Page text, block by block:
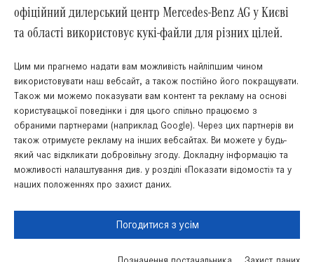
офіційний дилерський центр Mercedes-Benz AG у Києві
та області використовує кукі-файли для різних цілей.
Цим ми прагнемо надати вам можливість найліпшим чином
використовувати наш вебсайт, а також постійно його покращувати.
Також ми можемо показувати вам контент та рекламу на основі
користувацької поведінки і для цього спільно працюємо з
обраними партнерами (наприклад Google). Через цих партнерів ви
також отримуєте рекламу на інших вебсайтах. Ви можете у будь-
який час відкликати добровільну згоду. Докладну інформацію та
можливості налаштування див. у розділі «Показати відомості» та у
наших положеннях про захист даних.
Погодитися з усім
Вгору
Українська Російська
Правова інформація